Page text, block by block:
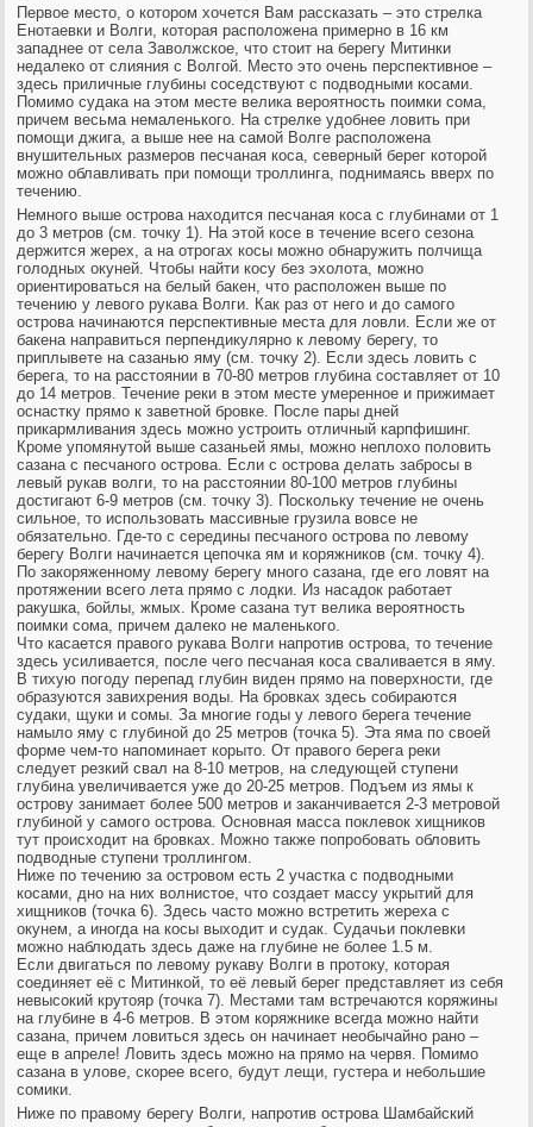
Первое место, о котором хочется Вам рассказать – это стрелка
Енотаевки и Волги, которая расположена примерно в 16 км
западнее от села Заволжское, что стоит на берегу Митинки
недалеко от слияния с Волгой. Место это очень перспективное –
здесь приличные глубины соседствуют с подводными косами.
Помимо судака на этом месте велика вероятность поимки сома,
причем весьма немаленького. На стрелке удобнее ловить при
помощи джига, а выше нее на самой Волге расположена
внушительных размеров песчаная коса, северный берег которой
можно облавливать при помощи троллинга, поднимаясь вверх по
течению.
Немного выше острова находится песчаная коса с глубинами от 1
до 3 метров (см. точку 1). На этой косе в течение всего сезона
держится жерех, а на отрогах косы можно обнаружить полчища
голодных окуней. Чтобы найти косу без эхолота, можно
ориентироваться на белый бакен, что расположен выше по
течению у левого рукава Волги. Как раз от него и до самого
острова начинаются перспективные места для ловли. Если же от
бакена направиться перпендикулярно к левому берегу, то
приплывете на сазанью яму (см. точку 2). Если здесь ловить с
берега, то на расстоянии в 70-80 метров глубина составляет от 10
до 14 метров. Течение реки в этом месте умеренное и прижимает
оснастку прямо к заветной бровке. После пары дней
прикармливания здесь можно устроить отличный карпфишинг.
Кроме упомянутой выше сазаньей ямы, можно неплохо половить
сазана с песчаного острова. Если с острова делать забросы в
левый рукав волги, то на расстоянии 80-100 метров глубины
достигают 6-9 метров (см. точку 3). Поскольку течение не очень
сильное, то использовать массивные грузила вовсе не
обязательно. Где-то с середины песчаного острова по левому
берегу Волги начинается цепочка ям и коряжников (см. точку 4).
По закоряженному левому берегу много сазана, где его ловят на
протяжении всего лета прямо с лодки. Из насадок работает
ракушка, бойлы, жмых. Кроме сазана тут велика вероятность
поимки сома, причем далеко не маленького.
Что касается правого рукава Волги напротив острова, то течение
здесь усиливается, после чего песчаная коса сваливается в яму.
В тихую погоду перепад глубин виден прямо на поверхности, где
образуются завихрения воды. На бровках здесь собираются
судаки, щуки и сомы. За многие годы у левого берега течение
намыло яму с глубиной до 25 метров (точка 5). Эта яма по своей
форме чем-то напоминает корыто. От правого берега реки
следует резкий свал на 8-10 метров, на следующей ступени
глубина увеличивается уже до 20-25 метров. Подъем из ямы к
острову занимает более 500 метров и заканчивается 2-3 метровой
глубиной у самого острова. Основная масса поклевок хищников
тут происходит на бровках. Можно также попробовать обловить
подводные ступени троллингом.
Ниже по течению за островом есть 2 участка с подводными
косами, дно на них волнистое, что создает массу укрытий для
хищников (точка 6). Здесь часто можно встретить жереха с
окунем, а иногда на косы выходит и судак. Судачьи поклевки
можно наблюдать здесь даже на глубине не более 1.5 м.
Если двигаться по левому рукаву Волги в протоку, которая
соединяет её с Митинкой, то её левый берег представляет из себя
невысокий крутояр (точка 7). Местами там встречаются коряжины
на глубине в 4-6 метров. В этом коряжнике всегда можно найти
сазана, причем ловиться здесь он начинает необычайно рано –
еще в апреле! Ловить здесь можно на прямо на червя. Помимо
сазана в улове, скорее всего, будут лещи, густера и небольшие
сомики.
Ниже по правому берегу Волги, напротив острова Шамбайский